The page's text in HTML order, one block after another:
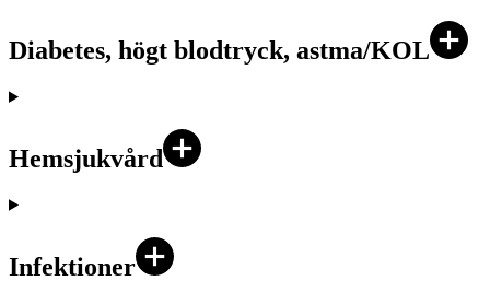
Diabetes, högt blodtryck, astma/KOL
Hemsjukvård
Infektioner